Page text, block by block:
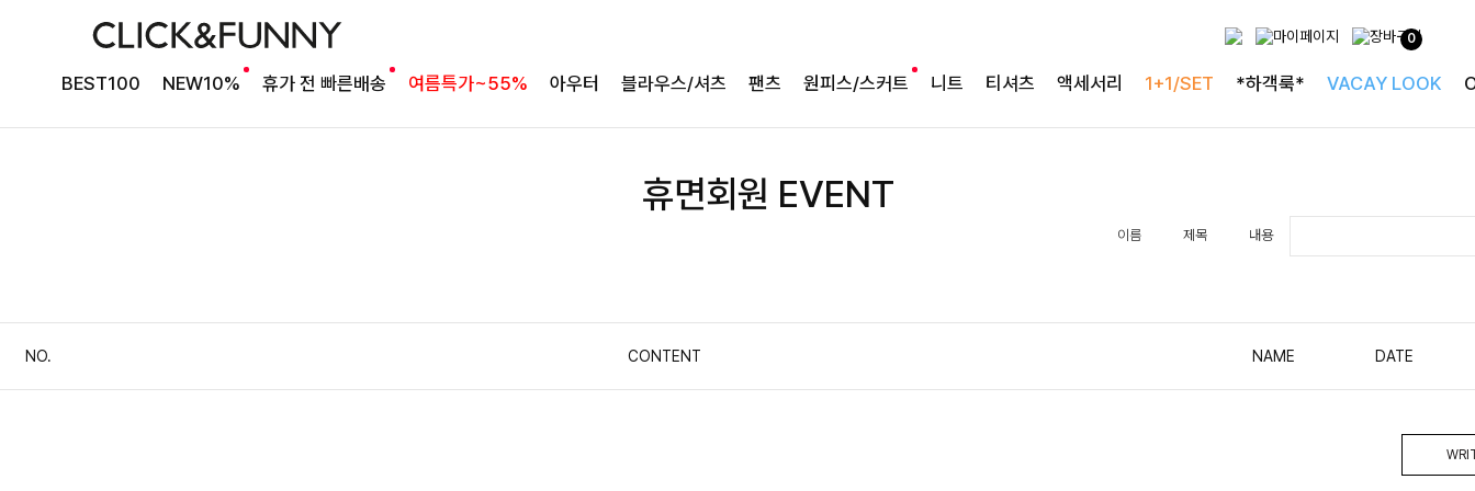
0
BEST100 NEW10% 휴가 전 빠른배송 여름특가~55% 아우터 블라우스/셔츠 팬츠 원피스/스커트 니트 티셔츠 액세서리 1+1/SET *하객룩* VACAY LOOK
휴면회원 EVENT
이름 제목 내용
NO. CONTENT NAME DATE